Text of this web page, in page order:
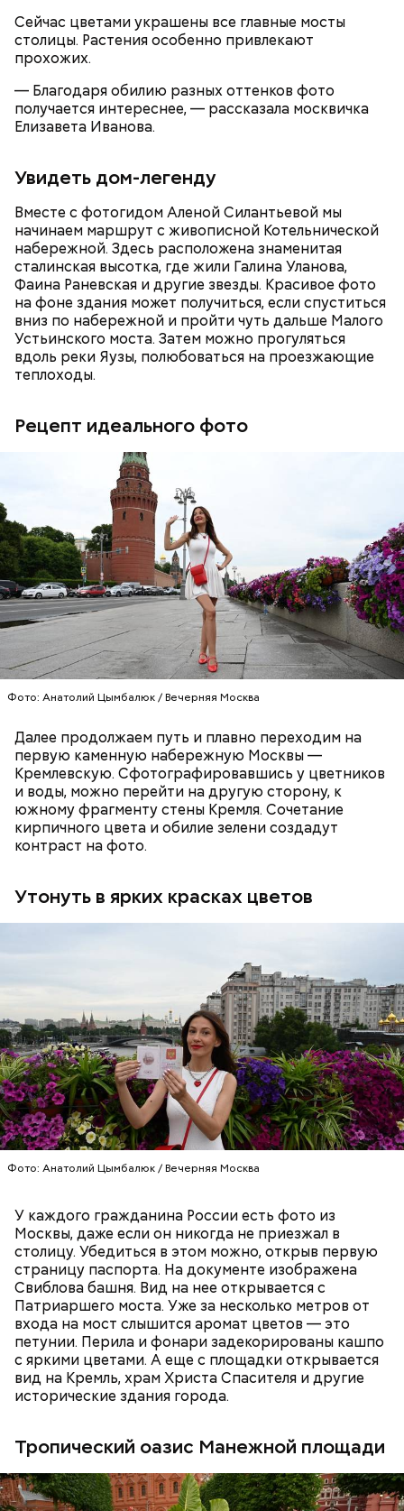
Сейчас цветами украшены все главные мосты
столицы. Растения особенно привлекают
прохожих.
— Благодаря обилию разных оттенков фото
получается интереснее, — рассказала москвичка
Елизавета Иванова.
Увидеть дом-легенду
Вместе с фотогидом Аленой Силантьевой мы
начинаем маршрут с живописной Котельнической
набережной. Здесь расположена знаменитая
сталинская высотка, где жили Галина Уланова,
Фаина Раневская и другие звезды. Красивое фото
на фоне здания может получиться, если спуститься
вниз по набережной и пройти чуть дальше Малого
Устьинского моста. Затем можно прогуляться
вдоль реки Яузы, полюбоваться на проезжающие
теплоходы.
Рецепт идеального фото
Фото: Анатолий Цымбалюк / Вечерняя Москва
Далее продолжаем путь и плавно переходим на
первую каменную набережную Москвы —
Кремлевскую. Сфотографировавшись у цветников
и воды, можно перейти на другую сторону, к
южному фрагменту стены Кремля. Сочетание
кирпичного цвета и обилие зелени создадут
контраст на фото.
Утонуть в ярких красках цветов
Фото: Анатолий Цымбалюк / Вечерняя Москва
У каждого гражданина России есть фото из
Москвы, даже если он никогда не приезжал в
столицу. Убедиться в этом можно, открыв первую
страницу паспорта. На документе изображена
Свиблова башня. Вид на нее открывается с
Патриаршего моста. Уже за несколько метров от
входа на мост слышится аромат цветов — это
петунии. Перила и фонари задекорированы кашпо
с яркими цветами. А еще с площадки открывается
вид на Кремль, храм Христа Спасителя и другие
исторические здания города.
Тропический оазис Манежной площади
Регистрация и штрафы
С 24 марта 2026 года в Москве действуют
обновленные правила, касающиеся курьерских
сервисов. В соответствии с решением
Антитеррористической комиссии города Москвы
все курьеры, осуществляющие свою деятельность
в столице, обязаны пройти регистрацию в
информационном модуле системы КИС «АРТ». Эта
система, уже используемая для регистрации
сотрудников служб такси, теперь расширяет
сферу своего применения на сотрудников службы
доставки.
— Новые требования распространяются на всех
участников доставки: курьерские организации,
частных предпринимателей и самих курьеров, —
отметил первый заместитель начальника
инспекции Илья Пырсин.
Любой курьер или доставщик, использующий
средство индивидуальной мобильности (СИМ),
перед началом рабочей смены обязан пройти
регистрацию в системе КИС «АРТ». В процессе
регистрации необходимо предоставить данные
для идентификации, включая фотографию СИМ с
четко распознанным государственным
регистрационным знаком. Если курьер
осуществляет доставку еды в специальном коробе,
он также должен сфотографировать его и
прикрепить фотографию. После успешной
рабочая смена.
— За нарушение порядка регистрации в КИС
«АРТ» предусмотрена ответственность, —
Для курьеров штраф составляет от 4000 до 5000
рублей. Для сервисных компаний штраф
варьируется от 50 до 200 тысяч рублей.
Окончательное решение о мере наказания
принимает суд, учитывая все обстоятельства дела.